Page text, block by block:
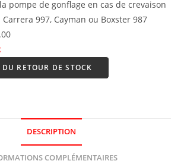
pompe de gonflage en cas de crevaison
997, Cayman ou Boxster 987
RETOUR DE STOCK
DESCRIPTION
COMPLÉMENTAIRES